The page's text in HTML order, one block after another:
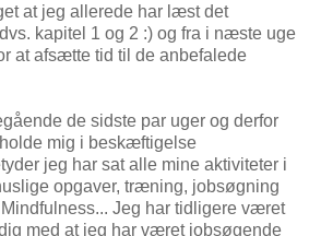
at jeg allerede har læst det
kapitel 1 og 2 :) og fra i næste uge
at afsætte tid til de anbefalede
de sidste par uger og derfor
mig i beskæftigelse
jeg har sat alle mine aktiviteter i
opgaver, træning, jobsøgning
Jeg har tidligere været
med at jeg har været jobsøgende